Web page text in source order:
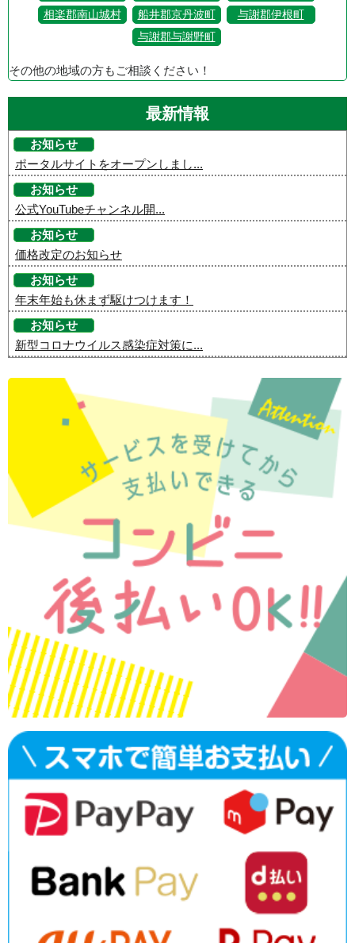
相楽郡南山城村
船井郡京丹波町
与謝郡伊根町
与謝郡与謝野町
その他の地域の方もご相談ください！
最新情報
お知らせ
ポータルサイトをオープンしまし...
お知らせ
公式YouTubeチャンネル開...
お知らせ
価格改定のお知らせ
お知らせ
年末年始も休まず駆けつけます！
お知らせ
新型コロナウイルス感染症対策に...